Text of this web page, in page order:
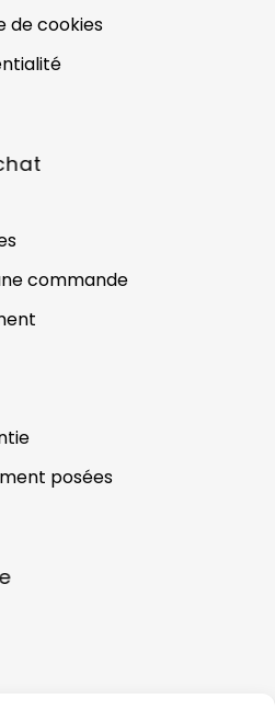
de cookies
commande
posées